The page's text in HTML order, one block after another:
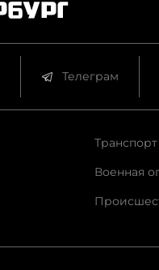
Телеграм
Транспорт
Военная